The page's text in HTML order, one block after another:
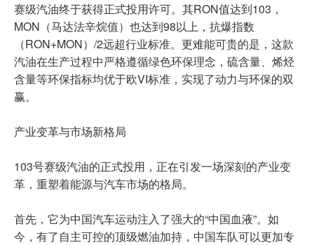
赛级汽油终于获得正式投用许可。其RON值达到103，
MON（马达法辛烷值）也达到98以上，抗爆指数
（RON+MON）/2远超行业标准。更难能可贵的是，这款
汽油在生产过程中严格遵循绿色环保理念，硫含量、烯烃
含量等环保指标均优于欧VI标准，实现了动力与环保的双
赢。
产业变革与市场新格局
103号赛级汽油的正式投用，正在引发一场深刻的产业变
革，重塑着能源与汽车市场的格局。
首先，它为中国汽车运动注入了强大的“中国血液”。如
今，有了自主可控的顶级燃油加持，中国车队可以更加专